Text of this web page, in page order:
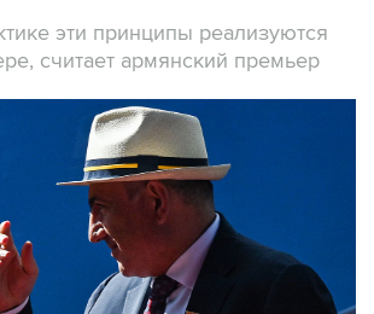
эти принципы реализуются
считает армянский премьер